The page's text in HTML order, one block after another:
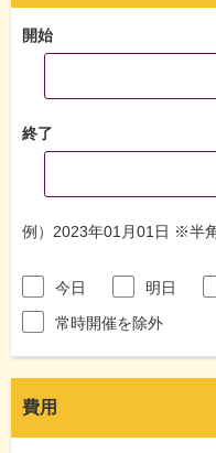
開始
終了
例）2023年01月01日 ※半
今日 明日
常時開催を除外
費用